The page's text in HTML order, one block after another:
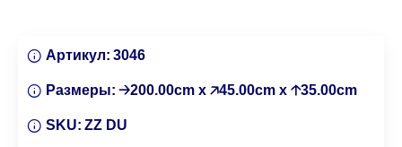
Артикул: 3046
Размеры: 🡢200.00cm x 🡥45.00cm x 🡡35.00cm
SKU: ZZ DU